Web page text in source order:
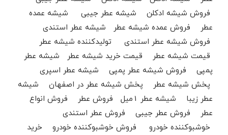
فروش شیشه ادکلن شیشه عطر جیبی شیشه عمده
عطر فروش عمده شیشه عطر شیشه عطر استندی
فروش شیشه عطر استندی تولیدکننده شیشه عطر
قیمت شیشه عطر قیمت خرید شیشه عطر شیشه عطر
پمپی فروش شیشه عطر پمپی شیشه عطر اسپری
پخش شیشه عطر پخش شیشه عطر در اصفهان شیشه
عطر زیبا شیشه عطر 1میل فروش عطر فروش انواع
عطر فروش عطر جیبی فروش عطر استندی
خوشبوکننده خودرو فروش خوشبوکننده خودرو خرید